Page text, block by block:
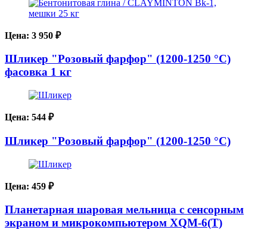
Цена: 3 950 ₽
Шликер "Розовый фарфор" (1200-1250 °C)
фасовка 1 кг
Цена: 544 ₽
Шликер "Розовый фарфор" (1200-1250 °C)
Цена: 459 ₽
Планетарная шаровая мельница с сенсорным
экраном и микрокомпьютером XQM-6(T)